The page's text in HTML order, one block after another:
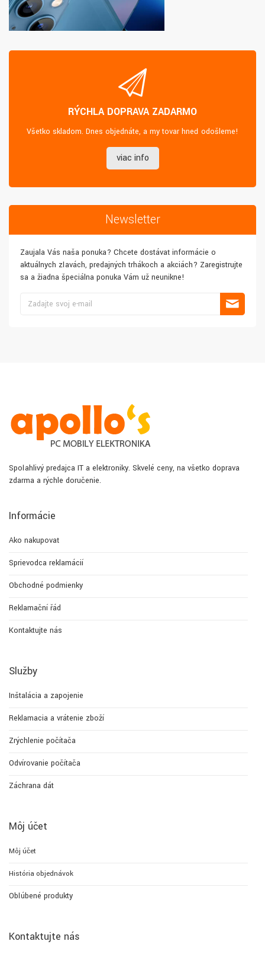
RÝCHLA DOPRAVA ZADARMO
Všetko skladom. Dnes objednáte, a my tovar hneď odošleme!
viac info
Newsletter
Zaujala Vás naša ponuka? Chcete dostávať informácie o
aktuálnych zľavách, predajných trhákoch a akciách? Zaregistrujte
sa a žiadna špeciálna ponuka Vám už neunikne!
Spoľahlivý predajca IT a elektroniky. Skvelé ceny, na všetko doprava
zdarma a rýchle doručenie.
Informácie
Ako nakupovať
Sprievodca reklamácií
Obchodné podmienky
Reklamační řád
Kontaktujte nás
Služby
Inštalácia a zapojenie
Reklamacia a vrátenie zboží
Zrýchlenie počítača
Odvírovanie počítača
Záchrana dát
Môj účet
Môj účet
História objednávok
Obľúbené produkty
Kontaktujte nás